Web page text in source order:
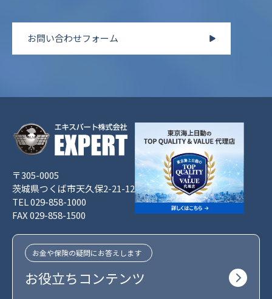
お問い合わせフォーム
〒305-0005
茨城県つくば市天久保2-21-12
TEL 029-858-1000
FAX 029-858-1500
お金や保険の疑問にお答えします
お役立ちコンテンツ